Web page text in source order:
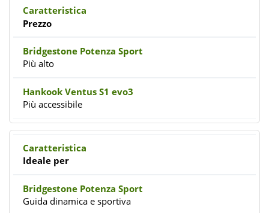
Prezzo
Più alto
Più accessibile
Ideale per
Guida dinamica e sportiva